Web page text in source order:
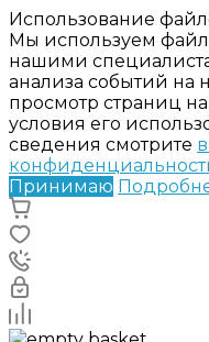
Использование
Мы используем
нашими
анализа событий на
просмотр страниц
условия его
сведения смотрите
Принимаю